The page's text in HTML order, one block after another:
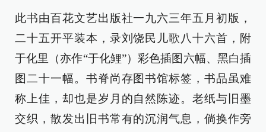
此书由百花文艺出版社一九六三年五月初版，
二十五开平装本，录刘饶民儿歌八十六首，附
于化里（亦作“于化鲤”）彩色插图六幅、黑白插
图二十一幅。书脊尚存图书馆标签，书品虽难
称上佳，却也是岁月的自然陈迹。老纸与旧墨
交织，散发出旧书常有的沉润气息，倘换作旁